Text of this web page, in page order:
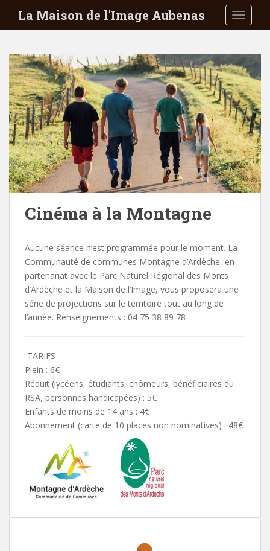
i
La Maison de l'Image Aubenas
Cinéma à la Montagne
Aucune séance n’est programmée pour le moment. La
Communauté de communes Montagne d’Ardèche, en
partenariat avec le Parc Naturel Régional des Monts
d’Ardèche et la Maison de l’Image, vous proposera une
série de projections sur le territoire tout au long de
l’année. Renseignements : 04 75 38 89 78
TARIFS
Plein : 6€
Réduit (lycéens, étudiants, chômeurs, bénéficiaires du
RSA, personnes handicapées) : 5€
Enfants de moins de 14 ans : 4€
Abonnement (carte de 10 places non nominatives) : 48€